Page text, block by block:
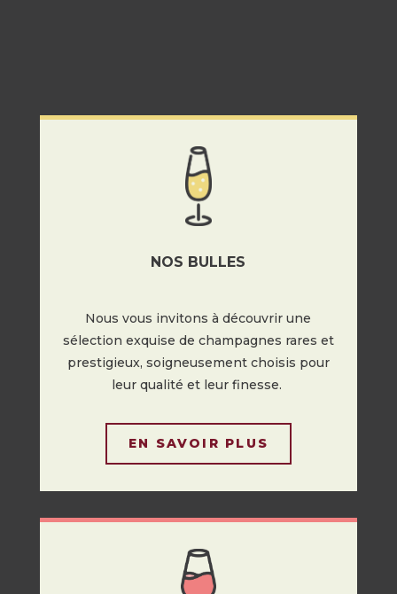
NOS BULLES
Nous vous invitons à découvrir une
sélection exquise de champagnes rares et
prestigieux, soigneusement choisis pour
leur qualité et leur finesse.
EN SAVOIR PLUS